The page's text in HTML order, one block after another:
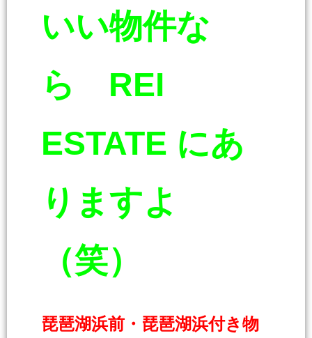
いい物件な
ら REI
ESTATE にあ
りますよ
（笑）
琵琶湖浜前・琵琶湖浜付き物